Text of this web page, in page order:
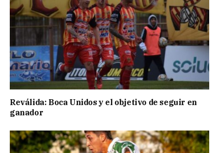
Reválida: Boca Unidos y el objetivo de seguir en
ganador